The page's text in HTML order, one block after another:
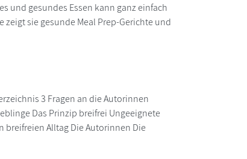
und gesundes Essen kann ganz einfach
sie gesunde Meal Prep-Gerichte und
3 Fragen an die Autorinnen
Das Prinzip breifrei Ungeeignete
breifreien Alltag Die Autorinnen Die